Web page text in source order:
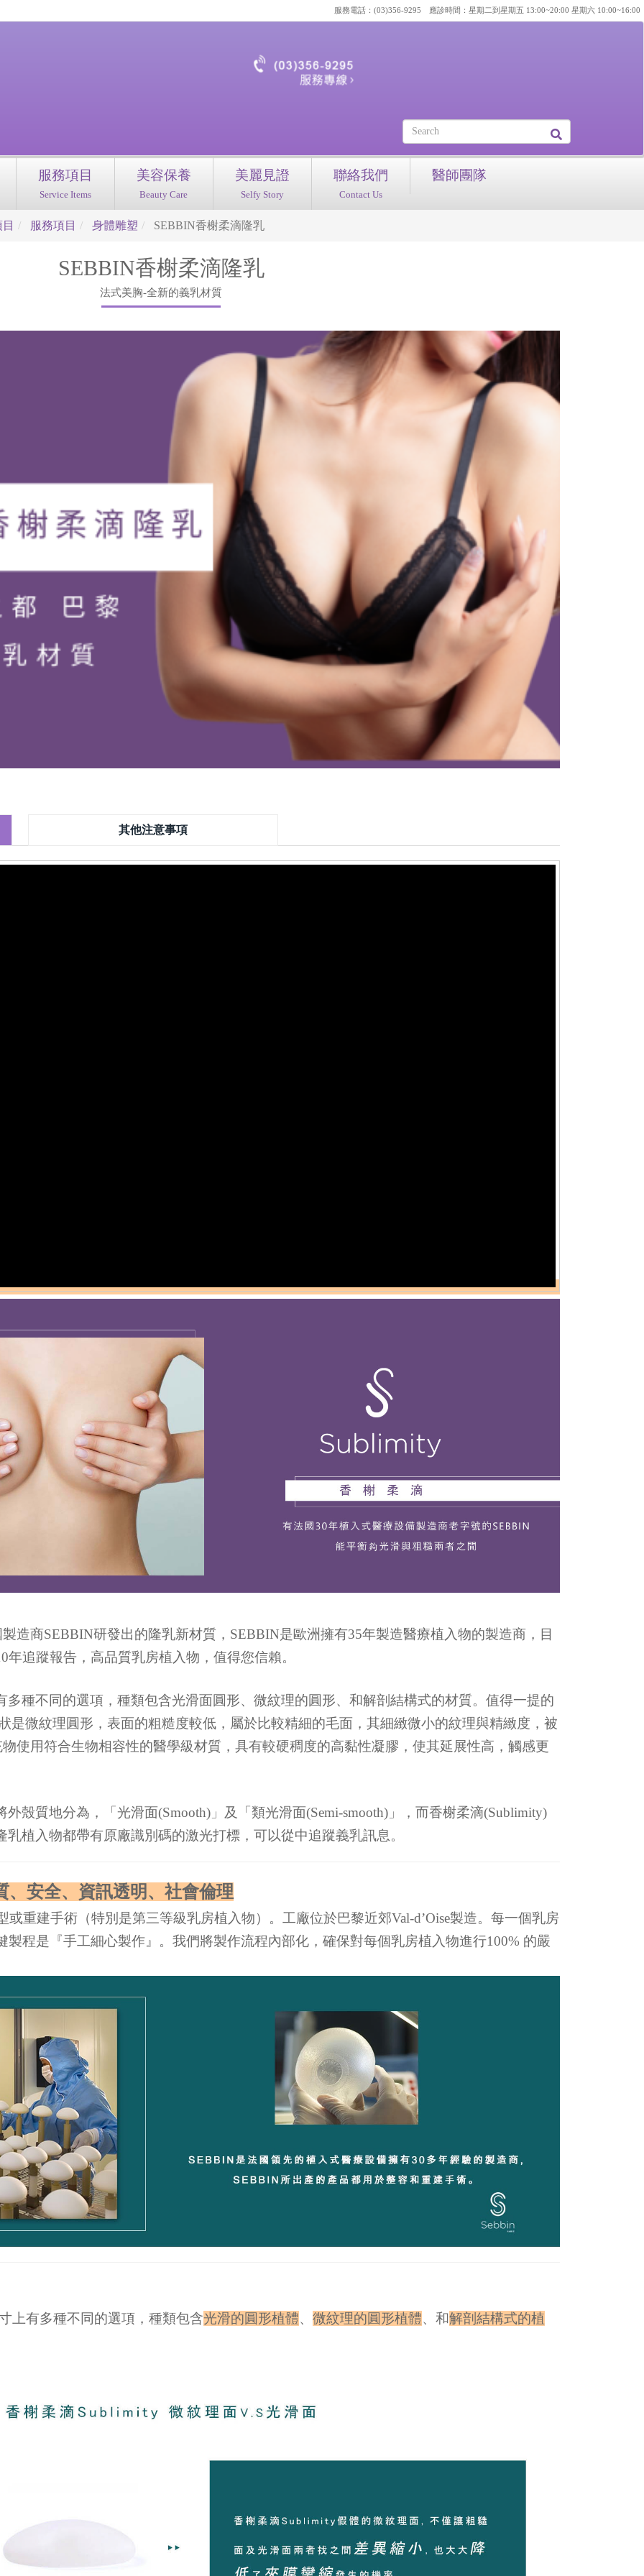
服務電話：(03)356-9295 應診時間：星期二到星期五 13:00~20:00 星期六 10:00~16:00
服務項目
Service Items
美容保養
Beauty Care
美麗見證
Selfy Story
聯絡我們
Contact Us
醫師團隊
服務項目 身體雕塑 SEBBIN香榭柔滴隆乳
SEBBIN香榭柔滴隆乳
法式美胸-全新的義乳材質
其他注意事項
造商SEBBIN研發出的隆乳新材質，SEBBIN是歐洲擁有35年製造醫療植入物的製造商，目
追蹤報告，高品質乳房植入物，值得您信賴。
種不同的選項，種類包含光滑面圓形、微紋理的圓形、和解剖結構式的材質。值得一提的
是微紋理圓形，表面的粗糙度較低，屬於比較精細的毛面，其細緻微小的紋理與精緻度，被
使用符合生物相容性的醫學級材質，具有較硬稠度的高黏性凝膠，使其延展性高，觸感更
殼質地分為，「光滑面(Smooth)」及「類光滑面(Semi-smooth)」，而香榭柔滴(Sublimity)
植入物都帶有原廠識別碼的激光打標，可以從中追蹤義乳訊息。
、安全、資訊透明、社會倫理
或重建手術（特別是第三等級乳房植入物）。工廠位於巴黎近郊Val-d’Oise製造。每一個乳房
程是『手工細心製作』。我們將製作流程內部化，確保對每個乳房植入物進行100% 的嚴
上有多種不同的選項，種類包含光滑的圓形植體、 微紋理的圓形植體、和解剖結構式的植